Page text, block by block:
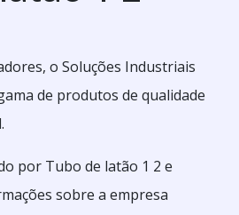
o Soluções Industriais
de produtos de qualidade
por Tubo de latão 1 2 e
sobre a empresa